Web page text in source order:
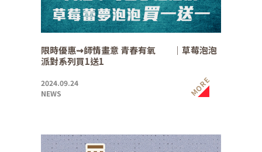
限時優惠⇝師情畫意 青春有氧 ｜草莓泡泡
派對系列買1送1
2024.09.24
NEWS
MORE